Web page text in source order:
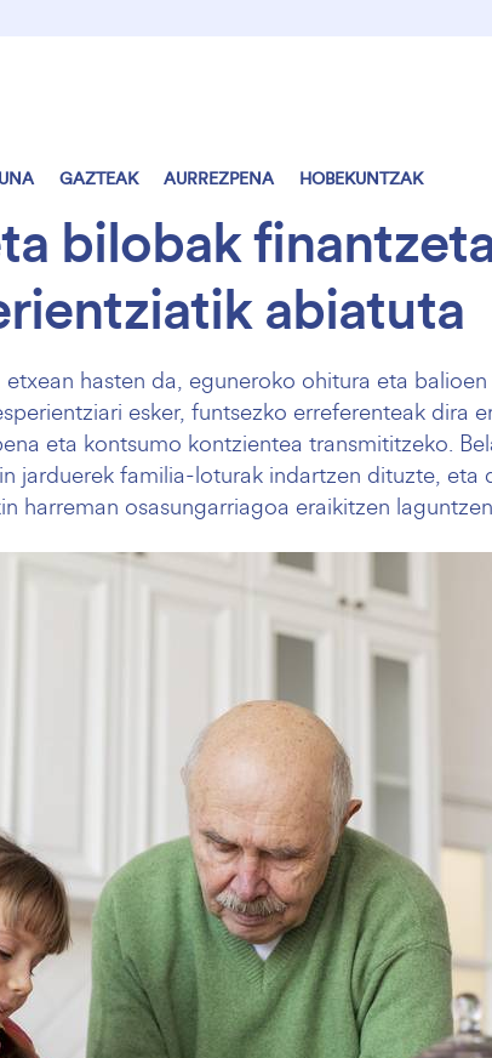
GAZTEAK AURREZPENA HOBEKUNTZAK
bilobak
abiatuta
hasten da, eguneroko ohitura eta
esker, funtsezko erreferenteak dira
eta kontsumo kontzientea transmititzeko.
jarduerek familia-loturak indartzen dituzte, eta
harreman osasungarriagoa eraikitzen